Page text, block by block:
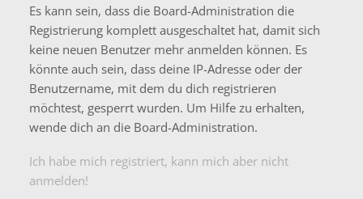
Es kann sein, dass die Board-Administration die
Registrierung komplett ausgeschaltet hat, damit sich
keine neuen Benutzer mehr anmelden können. Es
könnte auch sein, dass deine IP-Adresse oder der
Benutzername, mit dem du dich registrieren
möchtest, gesperrt wurden. Um Hilfe zu erhalten,
wende dich an die Board-Administration.
Ich habe mich registriert, kann mich aber nicht
anmelden!